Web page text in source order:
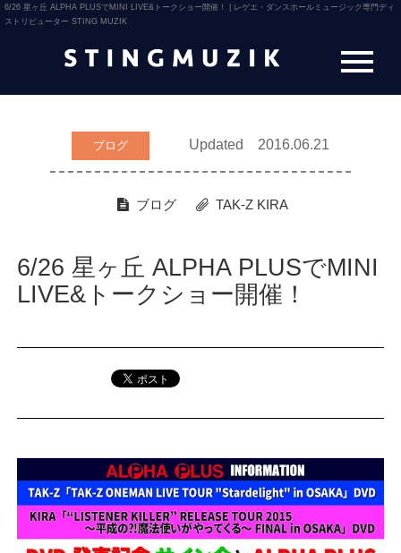
6/26 星ヶ丘 ALPHA PLUSでMINI LIVE&トークショー開催！ | レゲエ・ダンスホールミュージック専門ディ
ストリビューター STING MUZIK
ブログ Updated 2016.06.21
ブログ TAK-Z KIRA
6/26 星ヶ丘 ALPHA PLUSでMINI
LIVE&トークショー開催！